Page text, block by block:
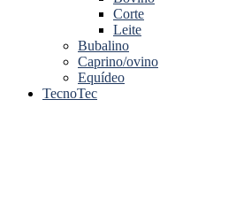
Corte
Leite
Bubalino
Caprino/ovino
Equídeo
TecnoTec